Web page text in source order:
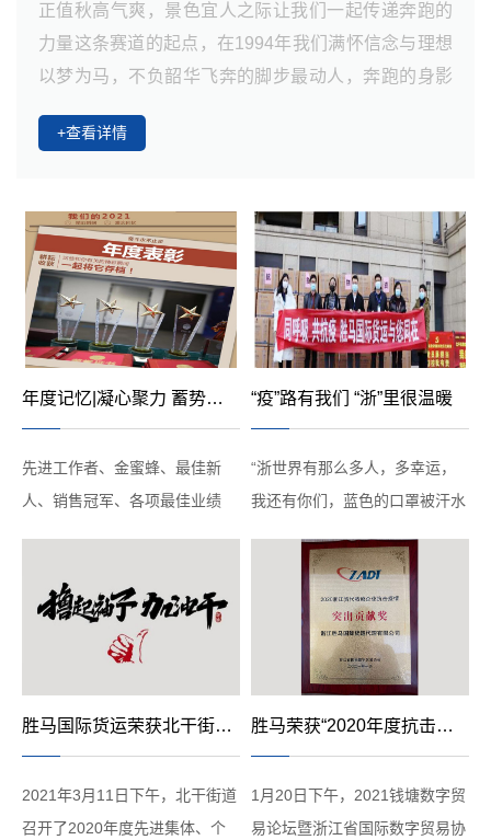
正值秋高气爽，景色宜人之际让我们一起传递奔跑的
力量这条赛道的起点，在1994年我们满怀信念与理想
以梦为马，不负韶华飞奔的脚步最动人，奔跑的身影
将跑过30年，未来将奔向更远的前方
+查看详情
年度记忆|凝心聚力 蓄势待发
先进工作者、金蜜蜂、最佳新
人、销售冠军、各项最佳业绩
一揭晓。2021有太多意想不到
却更教会我们丢掉犹豫，抓住机
遇2021或许很难但过往的经历
是在为...
“疫”路有我们 “浙”里很温暖
“浙世界有那么多人，多幸运，
我还有你们，蓝色的口罩被汗水
12月14人，一首MV《浙世界那
么多人》刷屏朋友圈，一幅幅来
自于当前防疫抗疫中的真情画
面，和那触碰内心的质朴...
胜马国际货运荣获北干街道 2020年度“先进企业”、“五星级党组织”等多项荣誉称号
2021年3月11日下午，北干街道
召开了2020年度先进集体、个
胜马荣获“2020年度抗击疫情突出贡献奖”
1月20日下午，2021钱塘数字贸
易论坛暨浙江省国际数字贸易协